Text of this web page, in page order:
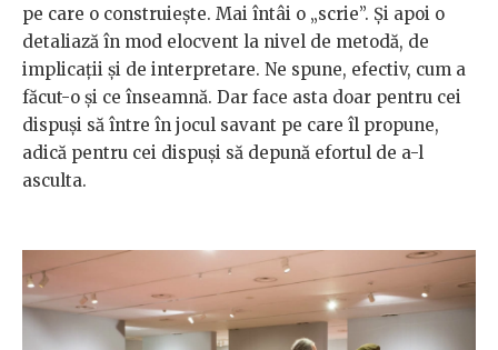
pe care o construiește. Mai întâi o „scrie”. Și apoi o
detaliază în mod elocvent la nivel de metodă, de
implicații și de interpretare. Ne spune, efectiv, cum a
făcut-o și ce înseamnă. Dar face asta doar pentru cei
dispuși să între în jocul savant pe care îl propune,
adică pentru cei dispuși să depună efortul de a-l
asculta.